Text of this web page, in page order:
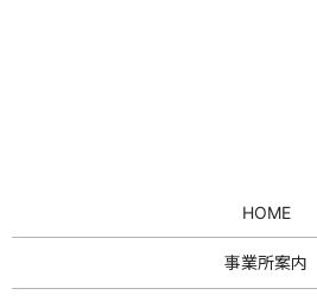
HOME
事業所案内